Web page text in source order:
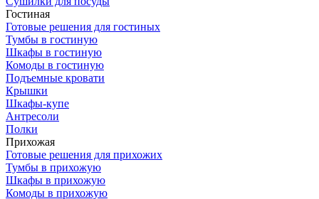
Гостиная
Готовые решения для гостиных
Тумбы в гостиную
Шкафы в гостиную
Комоды в гостиную
Подъемные кровати
Крышки
Шкафы-купе
Антресоли
Полки
Прихожая
Готовые решения для прихожих
Тумбы в прихожую
Шкафы в прихожую
Комоды в прихожую